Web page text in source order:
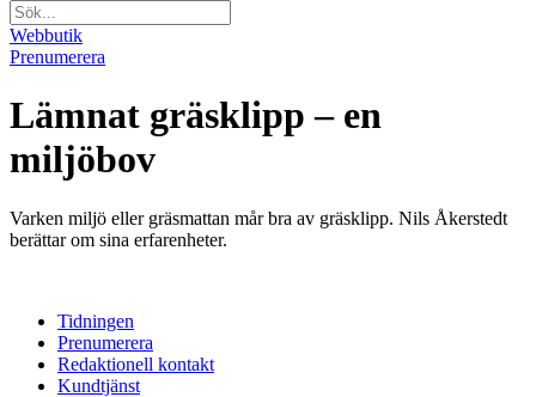
Webbutik
Prenumerera
Lämnat gräsklipp – en
miljöbov
Varken miljö eller gräsmattan mår bra av gräsklipp. Nils Åkerstedt
berättar om sina erfarenheter.
Tidningen
Prenumerera
Redaktionell kontakt
Kundtjänst